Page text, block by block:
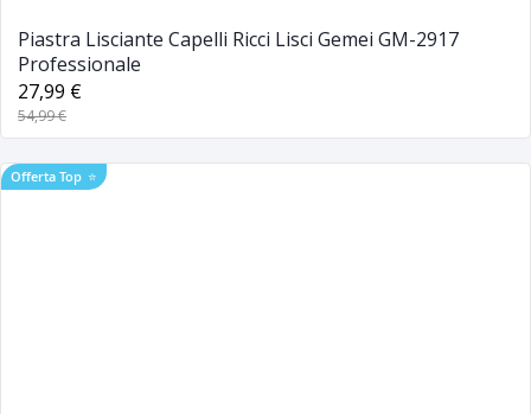
Piastra Lisciante Capelli Ricci Lisci Gemei GM-2917
Professionale
27,99 €
54,99 €
Offerta Top ⭐